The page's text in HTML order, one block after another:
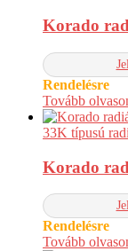
Korado
Rendelésre
Tovább
33K típusú
Korado
Rendelésre
Tovább